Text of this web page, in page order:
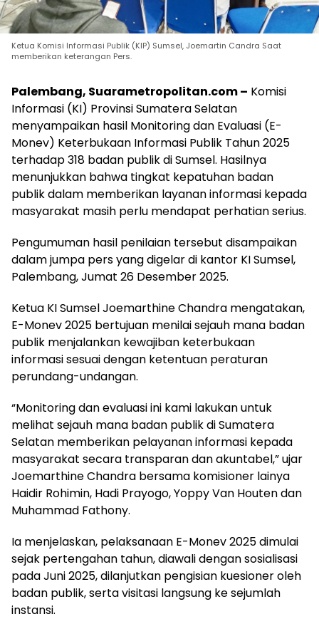
Ketua Komisi Informasi Publik (KIP) Sumsel, Joemartin Candra Saat
memberikan keterangan Pers.
Palembang, Suarametropolitan.com – Komisi
Informasi (KI) Provinsi Sumatera Selatan
menyampaikan hasil Monitoring dan Evaluasi (E-
Monev) Keterbukaan Informasi Publik Tahun 2025
terhadap 318 badan publik di Sumsel. Hasilnya
menunjukkan bahwa tingkat kepatuhan badan
publik dalam memberikan layanan informasi kepada
masyarakat masih perlu mendapat perhatian serius.
Pengumuman hasil penilaian tersebut disampaikan
dalam jumpa pers yang digelar di kantor KI Sumsel,
Palembang, Jumat 26 Desember 2025.
Ketua KI Sumsel Joemarthine Chandra mengatakan,
E-Monev 2025 bertujuan menilai sejauh mana badan
publik menjalankan kewajiban keterbukaan
informasi sesuai dengan ketentuan peraturan
perundang-undangan.
“Monitoring dan evaluasi ini kami lakukan untuk
melihat sejauh mana badan publik di Sumatera
Selatan memberikan pelayanan informasi kepada
masyarakat secara transparan dan akuntabel,” ujar
Joemarthine Chandra bersama komisioner lainya
Haidir Rohimin, Hadi Prayogo, Yoppy Van Houten dan
Muhammad Fathony.
Ia menjelaskan, pelaksanaan E-Monev 2025 dimulai
sejak pertengahan tahun, diawali dengan sosialisasi
pada Juni 2025, dilanjutkan pengisian kuesioner oleh
badan publik, serta visitasi langsung ke sejumlah
instansi.